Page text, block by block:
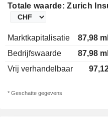
Totale waarde: Zurich
Marktkapitalisatie 87,98
Bedrijfswaarde
87,98
Vrij verhandelbaar
* Geschatte gegevens